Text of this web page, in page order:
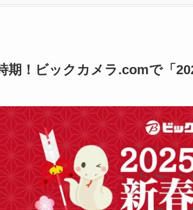
期！ビックカメラ.comで「